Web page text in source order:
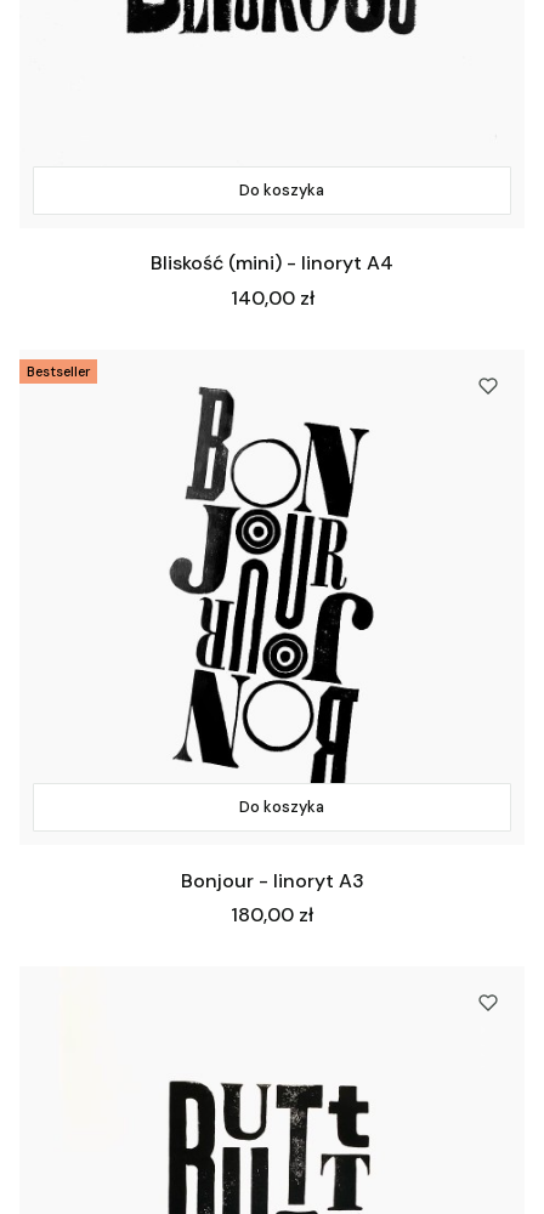
Do koszyka
Bliskość (mini) - linoryt A4
Cena
140,00 zł
Bestseller
Do koszyka
Bonjour - linoryt A3
Cena
180,00 zł